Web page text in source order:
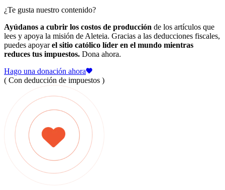
¿Te gusta nuestro contenido?
Ayúdanos a cubrir los costos de producción de los artículos que
lees y apoya la misión de Aleteia. Gracias a las deducciones fiscales,
puedes apoyarel sitio católico líder en el mundo mientras
reduces tus impuestos. Dona ahora.
Hago una donación ahora
( Con deducción de impuestos )